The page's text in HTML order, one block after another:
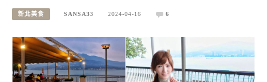
新北美食 SANSA33 2024-04-16 6